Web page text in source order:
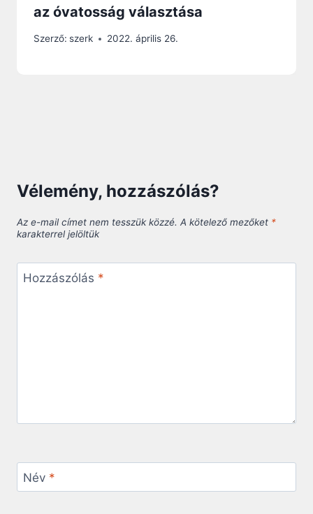
az óvatosság választása
Szerző: szerk 2022. április 26.
Vélemény, hozzászólás?
Az e-mail címet nem tesszük közzé. A kötelező mezőket *
karakterrel jelöltük
Hozzászólás *
Név *